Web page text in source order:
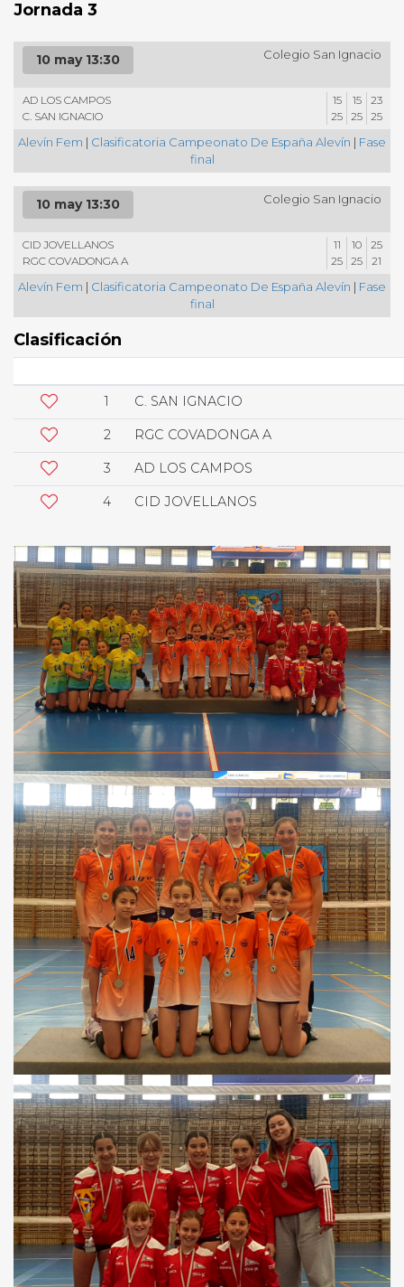
Jornada 3
10 may 13:30 Colegio San Ignacio
15 15 23
AD LOS CAMPOS
25 25 25
C. SAN IGNACIO
Alevín Fem | Clasificatoria Campeonato De España Alevín | Fase
final
10 may 13:30 Colegio San Ignacio
11 10 25
CID JOVELLANOS
25 25 21
RGC COVADONGA A
Alevín Fem | Clasificatoria Campeonato De España Alevín | Fase
final
Clasificación
1 C. SAN IGNACIO
2 RGC COVADONGA A
3 AD LOS CAMPOS
4 CID JOVELLANOS